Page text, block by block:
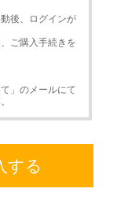
後、ログインが
ご購入手続きを
」のメールにて
する